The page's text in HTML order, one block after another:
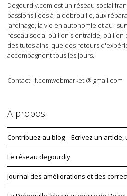
Degourdiy.com est un réseau social
passions liées à la débrouille, aux
jardinage, la vie en autonomie et au
réseau social où l'on s'entraide, où l'on
des tutos ainsi que des retours
accompagnent tous les jours.
Contact: jf.comwebmarket @ gmail.com
A propos
Contribuez au blog – Ecrivez un
Le réseau degourdiy
Journal des améliorations et des